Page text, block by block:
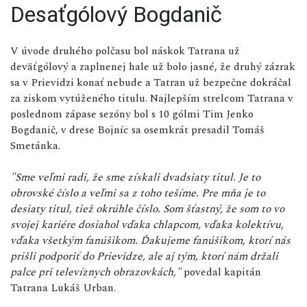
Desaťgólový Bogdanič
V úvode druhého polčasu bol náskok Tatrana už
deväťgólový a zaplnenej hale už bolo jasné, že druhý zázrak
sa v Prievidzi konať nebude a Tatran už bezpečne dokráčal
za ziskom vytúženého titulu. Najlepším strelcom Tatrana v
poslednom zápase sezóny bol s 10 gólmi Tim Jenko
Bogdanič, v drese Bojníc sa osemkrát presadil Tomáš
Smetánka.
"Sme veľmi radi, že sme získali dvadsiaty titul. Je to
obrovské číslo a veľmi sa z toho tešíme. Pre mňa je to
desiaty titul, tiež okrúhle číslo. Som šťastný, že som to vo
svojej kariére dosiahol vďaka chlapcom, vďaka kolektívu,
vďaka všetkým fanúšikom. Ďakujeme fanúšikom, ktorí nás
prišli podporiť do Prievidze, ale aj tým, ktorí nám držali
palce pri televíznych obrazovkách,"povedal kapitán
Tatrana Lukáš Urban.